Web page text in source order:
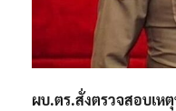
ผบ.ตร.สั่งตรวจสอบเห